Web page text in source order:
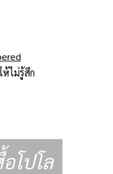
ไม่รู้สึก
โปโล